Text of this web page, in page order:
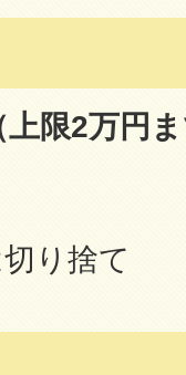
上限2万円
り捨て